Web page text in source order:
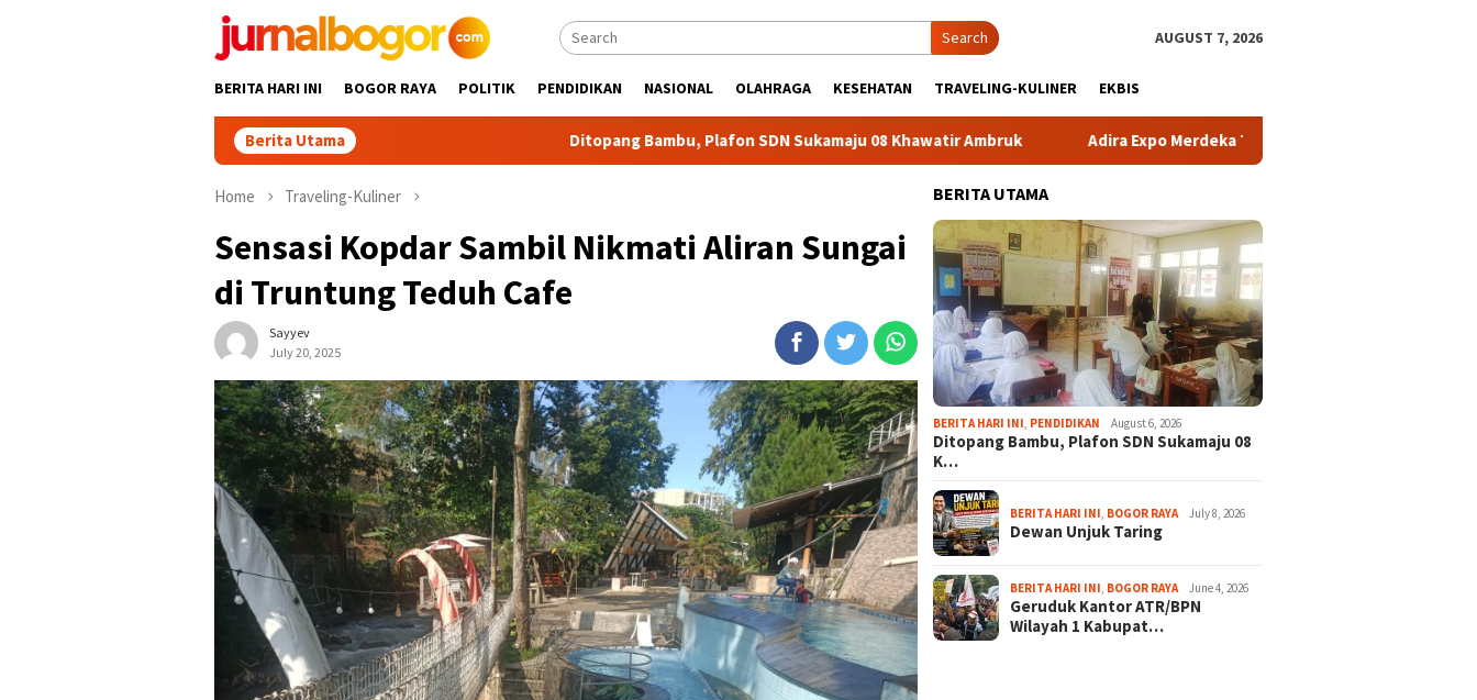
Search AUGUST 7, 2026
BERITA HARI INI BOGOR RAYA POLITIK PENDIDIKAN NASIONAL OLAHRAGA KESEHATAN TRAVELING-KULINER EKBIS
Berita Utama Ditopang Bambu, Plafon SDN Sukamaju 08 Khawatir Ambruk Adira Expo Merdeka Tawarkan Bunga 1,76 Persen
Home Traveling-Kuliner
Sensasi Kopdar Sambil Nikmati Aliran Sungai
di Truntung Teduh Cafe
Sayyev
July 20, 2025
BERITA UTAMA
BERITA HARI INI PENDIDIKAN August 6, 2026
Ditopang Bambu, Plafon SDN Sukamaju 08
K…
BERITA HARI INI BOGOR RAYA July 8, 2026
Dewan Unjuk Taring
BERITA HARI INI BOGOR RAYA June 4, 2026
Geruduk Kantor ATR/BPN
Wilayah 1 Kabupat…